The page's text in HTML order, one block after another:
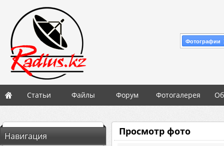
Фотографии
Статьи Файлы Форум Фотогалерея
Навигация
Просмотр фото